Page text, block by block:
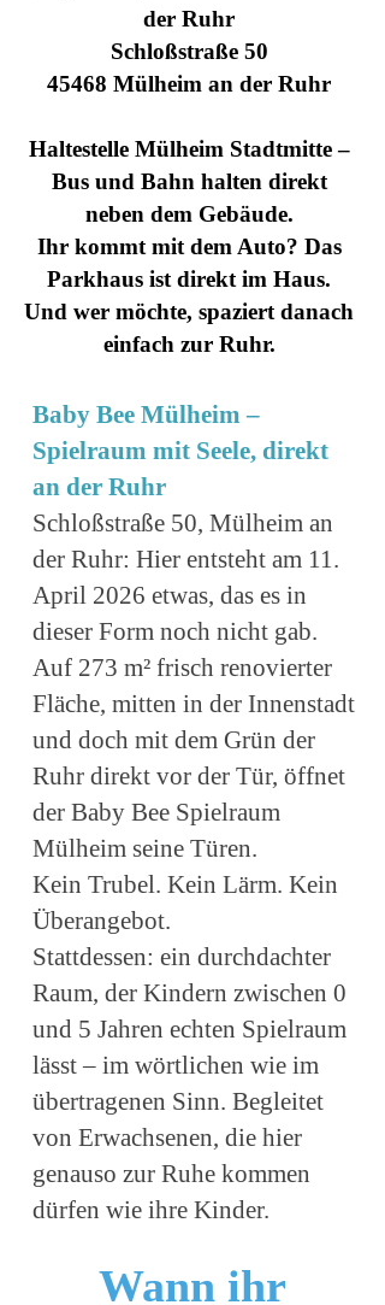
der Ruhr
Schloßstraße 50
45468 Mülheim an der Ruhr
Haltestelle Mülheim Stadtmitte –
Bus und Bahn halten direkt
neben dem Gebäude.
Ihr kommt mit dem Auto? Das
Parkhaus ist direkt im Haus.
Und wer möchte, spaziert danach
einfach zur Ruhr.
Baby Bee Mülheim –
Spielraum mit Seele, direkt
an der Ruhr
Schloßstraße 50, Mülheim an
der Ruhr: Hier entsteht am 11.
April 2026 etwas, das es in
dieser Form noch nicht gab.
Auf 273 m² frisch renovierter
Fläche, mitten in der Innenstadt
und doch mit dem Grün der
Ruhr direkt vor der Tür, öffnet
der Baby Bee Spielraum
Mülheim seine Türen.
Kein Trubel. Kein Lärm. Kein
Überangebot.
Stattdessen: ein durchdachter
Raum, der Kindern zwischen 0
und 5 Jahren echten Spielraum
lässt – im wörtlichen wie im
übertragenen Sinn. Begleitet
von Erwachsenen, die hier
genauso zur Ruhe kommen
dürfen wie ihre Kinder.
Wann ihr